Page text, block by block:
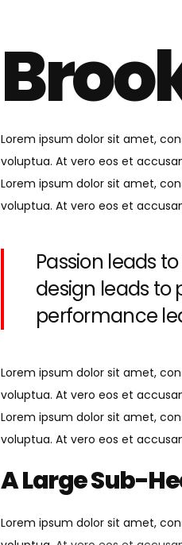
Lorem ipsum dolor sit amet,
voluptua. At vero eos et
Lorem ipsum dolor sit amet,
voluptua. At vero eos et
Passion leads
design leads to
performance
Lorem ipsum dolor sit amet,
voluptua. At vero eos et
Lorem ipsum dolor sit amet,
voluptua. At vero eos et
A Large Sub-
Lorem ipsum dolor sit amet,